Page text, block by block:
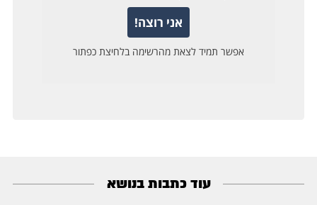
עוד כתבות בנושא